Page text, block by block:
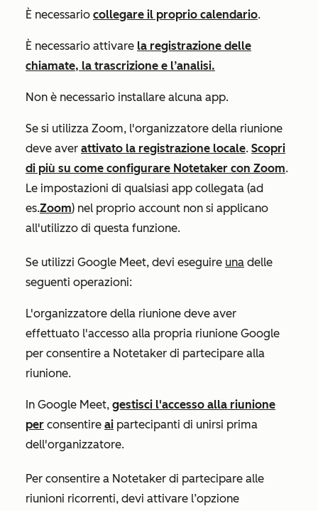
È necessario collegare il proprio calendario.
È necessario attivare la registrazione delle
chiamate, la trascrizione e l’analisi.
Non è necessario installare alcuna app.
Se si utilizza Zoom, l'organizzatore della riunione
deve aver attivato la registrazione locale. Scopri
di più su come configurare Notetaker con Zoom.
Le impostazioni di qualsiasi app collegata (ad
es.Zoom) nel proprio account non si applicano
all'utilizzo di questa funzione.
Se utilizzi Google Meet, devi eseguire una delle
seguenti operazioni:
L'organizzatore della riunione deve aver
effettuato l'accesso alla propria riunione Google
per consentire a Notetaker di partecipare alla
riunione.
In Google Meet, gestisci l'accesso alla riunione
per consentire ai partecipanti di unirsi prima
dell'organizzatore.
Per consentire a Notetaker di partecipare alle
riunioni ricorrenti, devi attivare l’opzione